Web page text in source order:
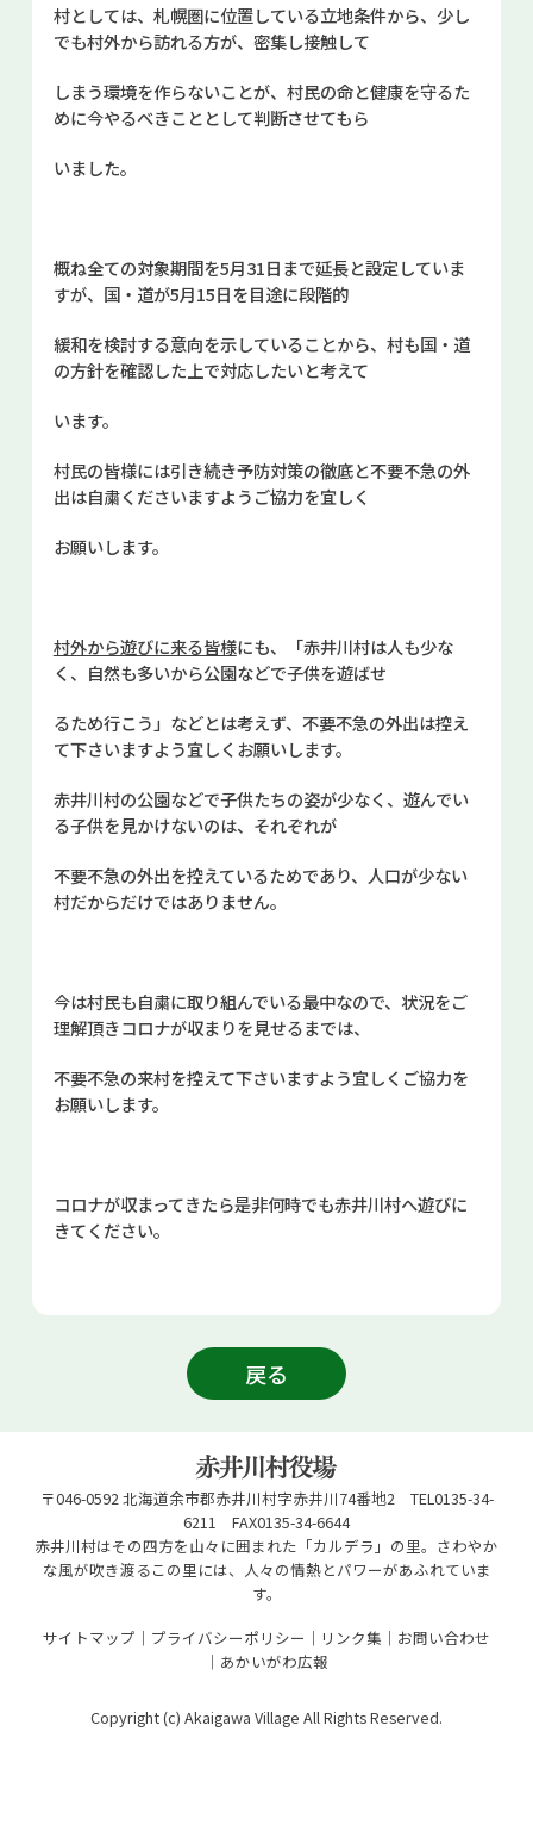
村としては、札幌圏に位置している立地条件から、少し
でも村外から訪れる方が、密集し接触して
しまう環境を作らないことが、村民の命と健康を守るた
めに今やるべきこととして判断させてもら
いました。
概ね全ての対象期間を5月31日まで延長と設定していま
すが、国・道が5月15日を目途に段階的
緩和を検討する意向を示していることから、村も国・道
の方針を確認した上で対応したいと考えて
います。
村民の皆様には引き続き予防対策の徹底と不要不急の外
出は自粛くださいますようご協力を宜しく
お願いします。
村外から遊びに来る皆様にも、「赤井川村は人も少な
く、自然も多いから公園などで子供を遊ばせ
るため行こう」などとは考えず、不要不急の外出は控え
て下さいますよう宜しくお願いします。
赤井川村の公園などで子供たちの姿が少なく、遊んでい
る子供を見かけないのは、それぞれが
不要不急の外出を控えているためであり、人口が少ない
村だからだけではありません。
今は村民も自粛に取り組んでいる最中なので、状況をご
理解頂きコロナが収まりを見せるまでは、
不要不急の来村を控えて下さいますよう宜しくご協力を
お願いします。
コロナが収まってきたら是非何時でも赤井川村へ遊びに
きてください。
戻る
〒046-0592 北海道余市郡赤井川村字赤井川74番地2 TEL0135-34-
6211 FAX0135-34-6644
赤井川村はその四方を山々に囲まれた「カルデラ」の里。さわやか
な風が吹き渡るこの里には、人々の情熱とパワーがあふれていま
す。
サイトマップ
プライバシーポリシー リンク集
お問い合わせ
あかいがわ広報
Copyright (c) Akaigawa Village All Rights Reserved.